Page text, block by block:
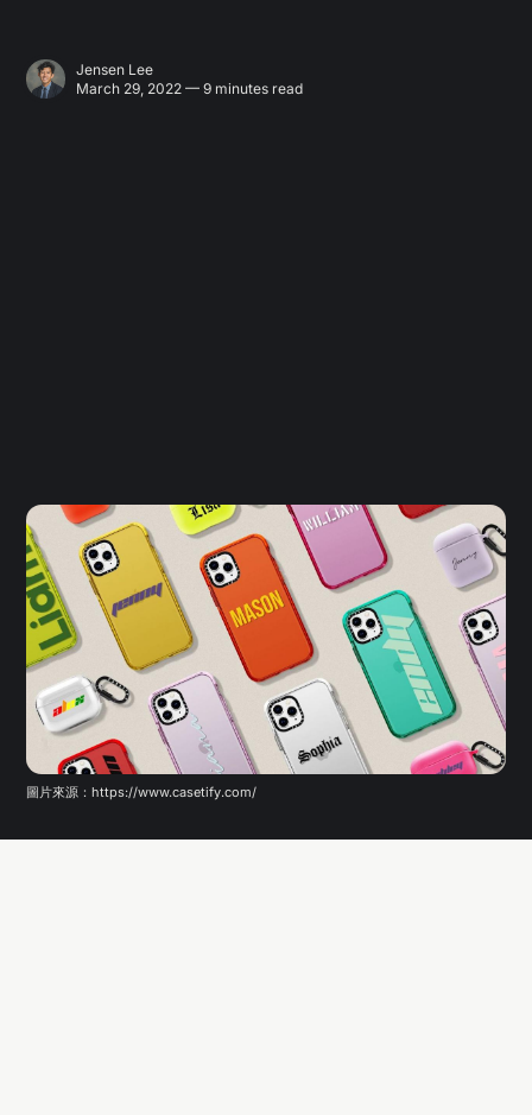
Jensen Lee
March 29, 2022 — 9 minutes read
圖片來源：https://www.casetify.com/